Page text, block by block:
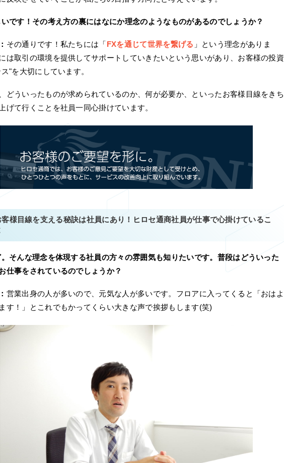
です！その考え方の裏にはなにか理念のようなものがあるのでしょうか？
その通りです！私たちには「 FXを通じて世界を繋げる 」という理念がありま
は取引の環境を提供してサポートしていきたいという思いがあり、お客様の投資
"を大切にしています。
どういったものが求められているのか、何が必要か、といったお客様目線をきち
げて行くことを社員一同心掛けています。
客様目線を支える秘訣は社員にあり！ヒロセ通商社員が仕事で心掛けているこ
そんな理念を体現する社員の方々の雰囲気も知りたいです。普段はどういった
仕事をされているのでしょうか？
営業出身の人が多いので、元気な人が多いです。フロアに入ってくると「おはよ
す！」とこれでもかってくらい大きな声で挨拶もします(笑)